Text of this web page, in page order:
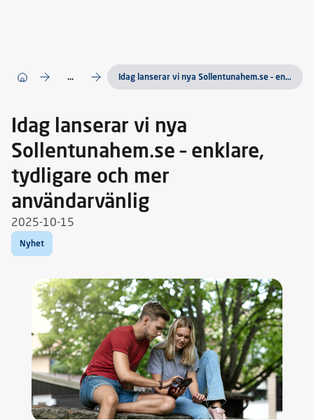
... Idag lanserar vi nya Sollentunahem.se – enklare, tydligare och mer användarvänlig
Idag lanserar vi nya
Sollentunahem.se – enklare,
tydligare och mer
användarvänlig
2025-10-15
Nyhet